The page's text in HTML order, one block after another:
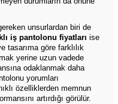
unsurlardan biri de
iş pantolonu fiyatları ise
tasarıma göre farklılık
yerine uzun vadede
odaklanmak daha
yorumları
özelliklerden memnun
artırdığı görülür.